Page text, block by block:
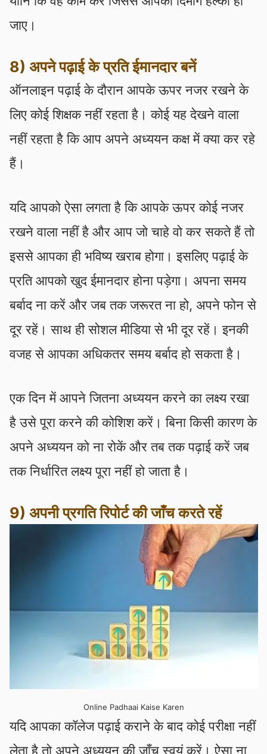
जाए।
8) अपने पढ़ाई के प्रति ईमानदार बनें
ऑनलाइन पढ़ाई के दौरान आपके ऊपर नजर रखने के
लिए कोई शिक्षक नहीं रहता है। कोई यह देखने वाला
नहीं रहता है कि आप अपने अध्ययन कक्ष में क्या कर रहे
हैं।
यदि आपको ऐसा लगता है कि आपके ऊपर कोई नजर
रखने वाला नहीं है और आप जो चाहे वो कर सकते हैं तो
इससे आपका ही भविष्य खराब होगा। इसलिए पढ़ाई के
प्रति आपको खुद ईमानदार होना पड़ेगा। अपना समय
बर्बाद ना करें और जब तक जरूरत ना हो, अपने फोन से
दूर रहें। साथ ही सोशल मीडिया से भी दूर रहें। इनकी
वजह से आपका अधिकतर समय बर्बाद हो सकता है।
एक दिन में आपने जितना अध्ययन करने का लक्ष्य रखा
है उसे पूरा करने की कोशिश करें। बिना किसी कारण के
अपने अध्ययन को ना रोकें और तब तक पढ़ाई करें जब
तक निर्धारित लक्ष्य पूरा नहीं हो जाता है।
9) अपनी प्रगति रिपोर्ट की जाँच करते रहें
Online Padhaai Kaise Karen
यदि आपका कॉलेज पढ़ाई कराने के बाद कोई परीक्षा नहीं
लेता है तो अपने अध्ययन की जाँच स्वयं करें। ऐसा ना